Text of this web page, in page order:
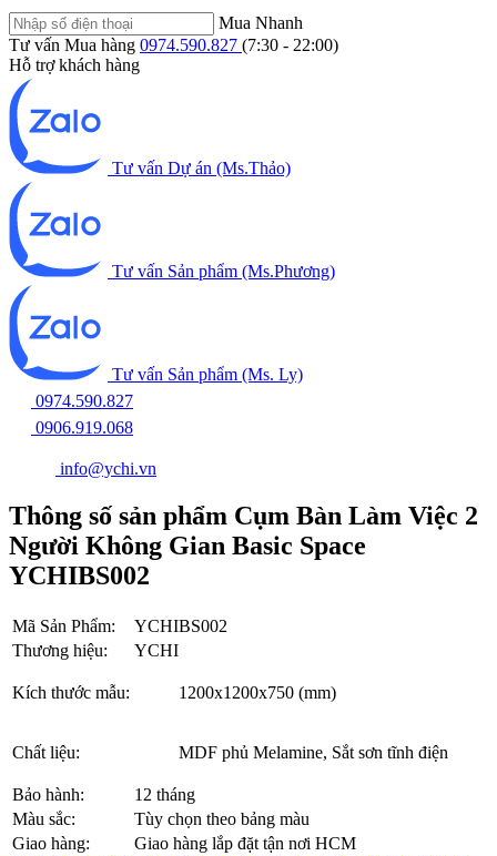
Mua Nhanh
Tư vấn Mua hàng 0974.590.827 (7:30 - 22:00)
Hỗ trợ khách hàng
Tư vấn Dự án (Ms.Thảo)
Tư vấn Sản phẩm (Ms.Phương)
Tư vấn Sản phẩm (Ms. Ly)
0974.590.827
0906.919.068
info@ychi.vn
Thông số sản phẩm Cụm Bàn Làm Việc 2
Người Không Gian Basic Space
YCHIBS002
Mã Sản Phẩm:
YCHIBS002
Thương hiệu:
YCHI
Kích thước mẫu: 1200x1200x750 (mm)
Chất liệu: MDF phủ Melamine, Sắt sơn tĩnh điện
Bảo hành:
12 tháng
Màu sắc:
Tùy chọn theo bảng màu
Giao hàng:
Giao hàng lắp đặt tận nơi HCM